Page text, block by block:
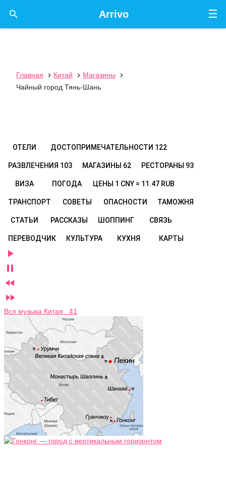
☰
Arrivo

Главная  Китай  Магазины

Чайный город Тянь-Шань
ОТЕЛИ ДОСТОПРИМЕЧАТЕЛЬНОСТИ 122
РАЗВЛЕЧЕНИЯ 103 МАГАЗИНЫ 62 РЕСТОРАНЫ 93
ВИЗА ПОГОДА ЦЕНЫ 1 CNY = 11.47 RUB
ТРАНСПОРТ СОВЕТЫ ОПАСНОСТИ ТАМОЖНЯ
СТАТЬИ РАССКАЗЫ ШОППИНГ СВЯЗЬ
ПЕРЕВОДЧИК КУЛЬТУРА КУХНЯ КАРТЫ




Вся музыка Китая 41